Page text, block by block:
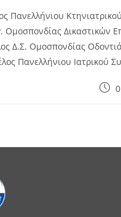
Πανελλήνιου
Ομοσπονδίας Δικαστικών
Δ.Σ. Ομοσπονδίας
Πανελλήνιου Ιατρικού
Post